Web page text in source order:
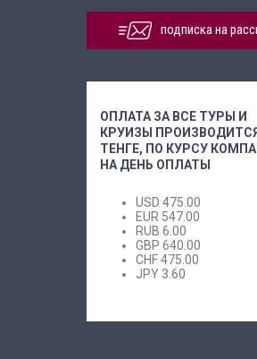
подписка на
ОПЛАТА ЗА ВСЕ ТУРЫ И
КРУИЗЫ
ТЕНГЕ, ПО КУРСУ
НА ДЕНЬ ОПЛАТЫ
USD 475.00
EUR 547.00
RUB 6.00
GBP 640.00
CHF475.00
JPY 3.60